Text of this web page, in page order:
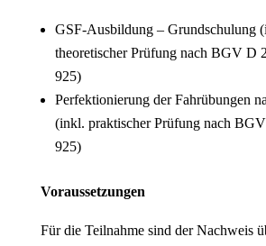
GSF-Ausbildung – Grundschulung
theoretischer Prüfung nach BGV D
925)
Perfektionierung der Fahrübungen
(inkl. praktischer Prüfung nach
925)
Voraussetzungen
Für die Teilnahme sind der Nachweis